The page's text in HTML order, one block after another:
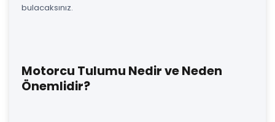
bulacaksınız.
Motorcu Tulumu Nedir ve Neden
Önemlidir?